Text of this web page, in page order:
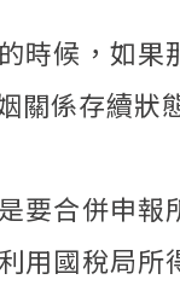
的時候，如果
係存續狀
要合併申
用國稅局